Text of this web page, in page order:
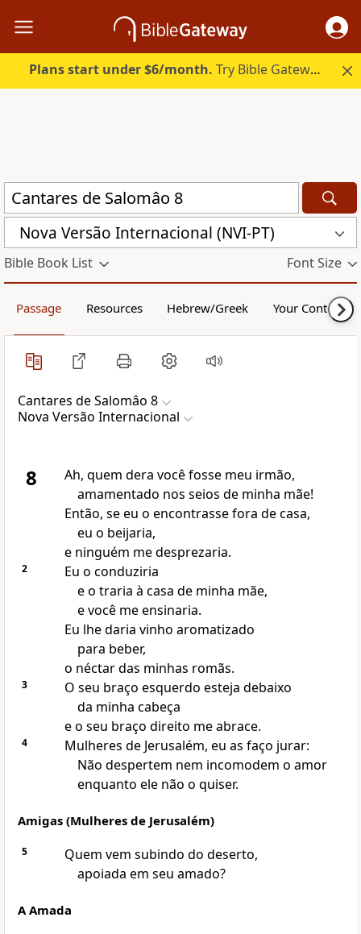
Plans start under $6/month. Try Bible Gateway Plus.
Nova Versão Internacional (NVI-PT)
Bible Book List Font Size
Passage Resources Hebrew/Greek Your Content
Cantares de Salomâo 8
Nova Versão Internacional
8
Ah, quem dera você fosse meu irmão,
amamentado nos seios de minha mãe!
Então, se eu o encontrasse fora de casa,
eu o beijaria,
e ninguém me desprezaria.
2
Eu o conduziria
e o traria à casa de minha mãe,
e você me ensinaria.
Eu lhe daria vinho aromatizado
para beber,
o néctar das minhas romãs.
3
O seu braço esquerdo esteja debaixo
da minha cabeça
e o seu braço direito me abrace.
4
Mulheres de Jerusalém, eu as faço jurar:
Não despertem nem incomodem o amor
enquanto ele não o quiser.
Amigas (Mulheres de Jerusalém)
5
Quem vem subindo do deserto,
apoiada em seu amado?
A Amada